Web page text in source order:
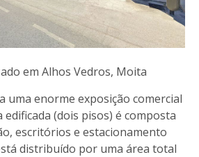
em Alhos Vedros, Moita
uma enorme exposição comercial
(dois pisos) é composta
escritórios e estacionamento
distribuído por uma área total